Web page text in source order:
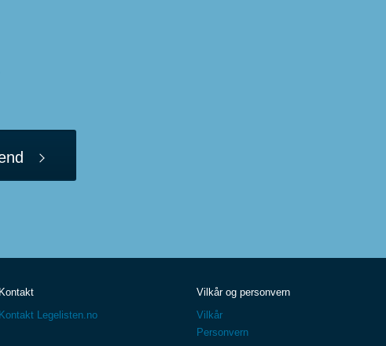
Kontakt
Kontakt Legelisten.no
Vilkår og personvern
Vilkår
Personvern